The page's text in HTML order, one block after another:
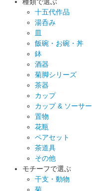
十五代作品
湯呑み
皿
飯碗・お碗・丼
鉢
酒器
菊脚シリーズ
茶器
カップ
カップ & ソーサー
置物
花瓶
ペアセット
茶道具
その他
モチーフで選ぶ
干支・動物
菊